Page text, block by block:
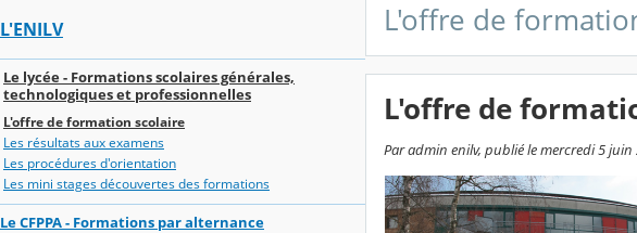
L'ENILV
Le lycée - Formations scolaires générales,
technologiques et professionnelles
L'offre de formation scolaire
Les résultats aux examens
Les procédures d'orientation
Les mini stages découvertes des formations
Le CFPPA - Formations par alternance
L'offre de
L'offre de
Par admin enilv, publié le mercredi 5